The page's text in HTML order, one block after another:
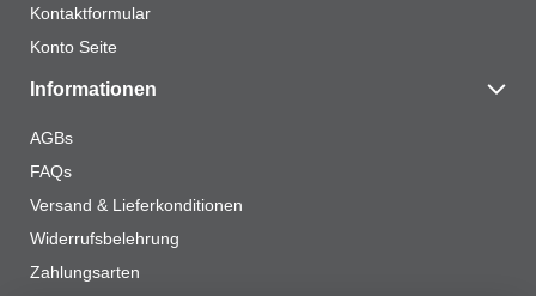
Kontaktformular
Konto Seite
Informationen
AGBs
FAQs
Versand & Lieferkonditionen
Widerrufsbelehrung
Zahlungsarten